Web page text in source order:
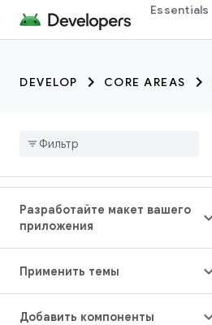
Essentials
DEVELOP CORE AREAS
Разработайте макет вашего
приложения
Применить темы
Добавить компоненты